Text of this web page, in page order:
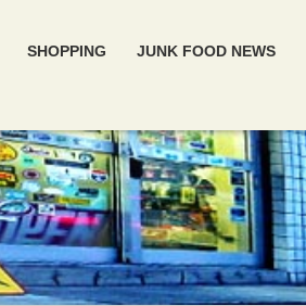
SHOPPING JUNK FOOD NEWS